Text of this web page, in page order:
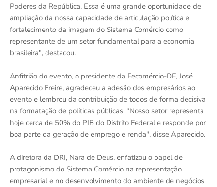
Poderes da República. Essa é uma grande oportunidade de
ampliação da nossa capacidade de articulação política e
fortalecimento da imagem do Sistema Comércio como
representante de um setor fundamental para a economia
brasileira", destacou.
Anfitrião do evento, o presidente da Fecomércio-DF, José
Aparecido Freire, agradeceu a adesão dos empresários ao
evento e lembrou da contribuição de todos de forma decisiva
na formatação de políticas públicas. "Nosso setor representa
hoje cerca de 50% do PIB do Distrito Federal e responde por
boa parte da geração de emprego e renda", disse Aparecido.
A diretora da DRI, Nara de Deus, enfatizou o papel de
protagonismo do Sistema Comércio na representação
empresarial e no desenvolvimento do ambiente de negócios